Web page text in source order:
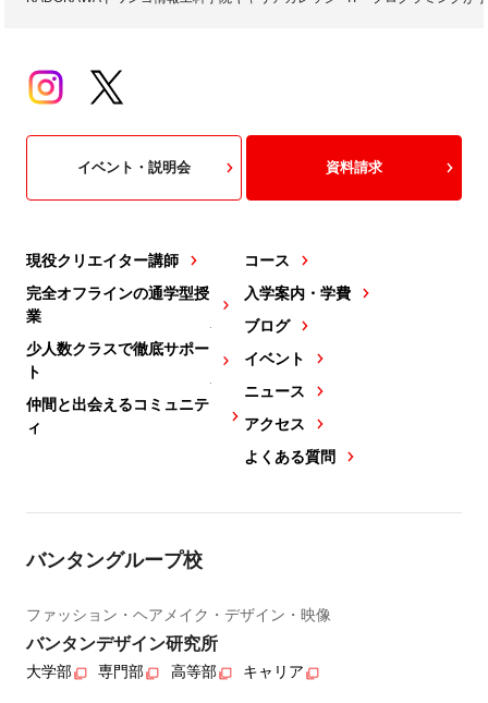
現役クリエイター講師
完全オフラインの通学型授
業
少人数クラスで徹底サポー
ト
仲間と出会えるコミュニテ
ィ
コース
入学案内・学費
ブログ
イベント
ニュース
アクセス
よくある質問
イベント・説明会 資料請求
バンタングループ校
ファッション・ヘアメイク・デザイン・映像
バンタンデザイン研究所
大学部 専門部 高等部 キャリア